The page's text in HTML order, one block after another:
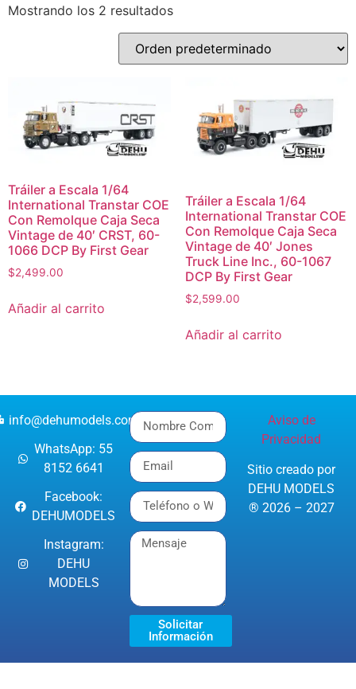
Mostrando los 2 resultados
Tráiler a Escala 1/64
International Transtar COE
Con Remolque Caja Seca
Vintage de 40′ CRST, 60-
1066 DCP By First Gear
$2,499.00
Añadir al carrito
Tráiler a Escala 1/64
International Transtar COE
Con Remolque Caja Seca
Vintage de 40′ Jones
Truck Line Inc., 60-1067
DCP By First Gear
$2,599.00
Añadir al carrito
info@dehumodels.com
WhatsApp: 55
8152 6641
Facebook:
DEHUMODELS
Instagram:
DEHU
MODELS
Solicitar
Información
Aviso de
Privacidad
Sitio creado por
DEHU MODELS
® 2026 – 2027